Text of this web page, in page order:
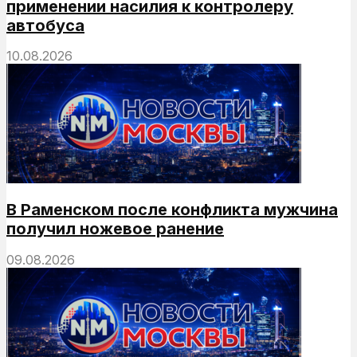
применении насилия к контролеру
автобуса
10.08.2026
В Раменском после конфликта мужчина
получил ножевое ранение
09.08.2026